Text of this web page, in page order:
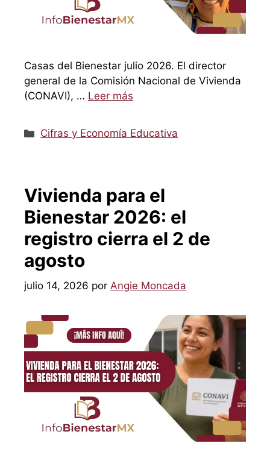
Casas del Bienestar julio 2026. El director
general de la Comisión Nacional de Vivienda
(CONAVI), … Leer más
Categorías
Cifras y Economía Educativa
Vivienda para el
Bienestar 2026: el
registro cierra el 2 de
agosto
julio 14, 2026 por Angie Moncada